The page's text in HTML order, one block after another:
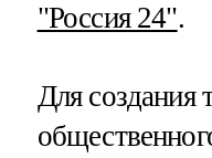
"Россия 24".
Для создания